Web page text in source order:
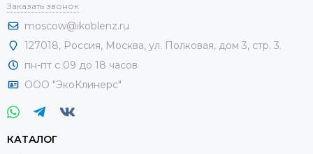
Заказать звонок
moscow@ikoblenz.ru
127018, Россия, Москва, ул. Полковая, дом 3, стр. 3.
пн-пт с 09 до 18 часов
ООО "ЭкоКлинерс"
КАТАЛОГ